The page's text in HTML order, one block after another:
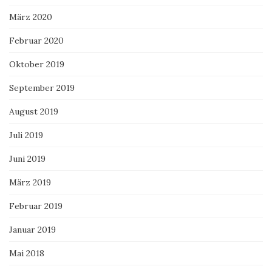
März 2020
Februar 2020
Oktober 2019
September 2019
August 2019
Juli 2019
Juni 2019
März 2019
Februar 2019
Januar 2019
Mai 2018